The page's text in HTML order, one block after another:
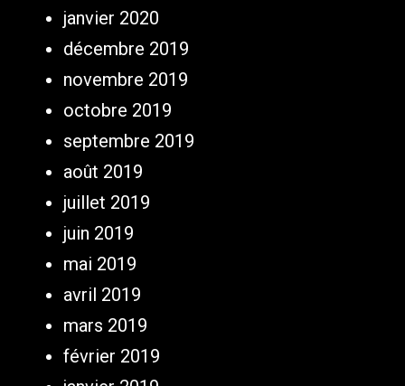
janvier 2020
décembre 2019
novembre 2019
octobre 2019
septembre 2019
août 2019
juillet 2019
juin 2019
mai 2019
avril 2019
mars 2019
février 2019